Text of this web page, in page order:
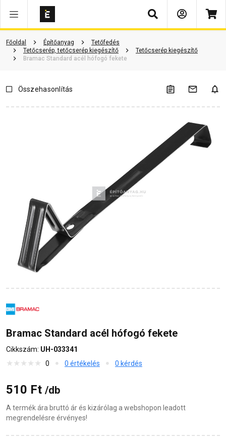
Keresés
Főoldal Építőanyag
Tetőfedés
Tetőcserép, tetőcserép kiegészítő
Tetőcserép kiegészítő
Bramac Standard acél hófogó fekete
Vásárlói vélemények Kérdések és válaszok Kapcsolódó cikkek
Összehasonlítás
Bramac Standard acél hófogó fekete
Cikkszám: UH-033341
0
0 értékelés 0 kérdés
510 Ft /db
A termék ára bruttó ár és kizárólag a webshopon leadott
megrendelésre érvényes!